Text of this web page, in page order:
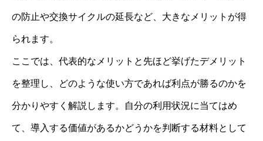
の防止や交換サイクルの延長など、大きなメリットが得
られます。
ここでは、代表的なメリットと先ほど挙げたデメリット
を整理し、どのような使い方であれば利点が勝るのかを
分かりやすく解説します。自分の利用状況に当てはめ
て、導入する価値があるかどうかを判断する材料として